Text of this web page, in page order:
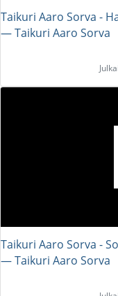
Taikuri Aaro Sorva -
― Taikuri Aaro Sorva
Taikuri Aaro Sorva -
― Taikuri Aaro Sorva